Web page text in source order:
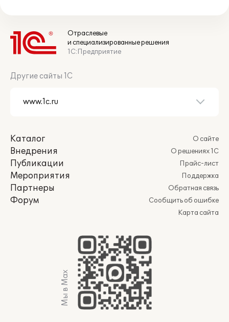
Отраслевые
и специализированные решения
1С:Предприятие
Другие сайты 1С
Каталог
Внедрения
Публикации
Мероприятия
Партнеры
Форум
О сайте
О решениях 1С
Прайс-лист
Поддержка
Обратная связь
Сообщить об ошибке
Карта сайта
Мы в Max